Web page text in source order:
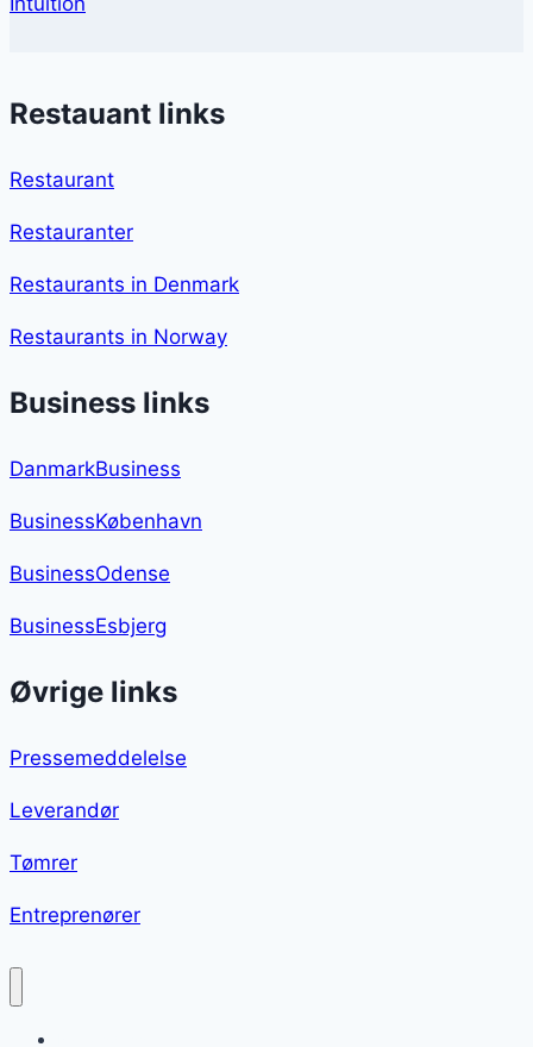
Restauant links
Restaurant
Restauranter
Restaurants in Denmark
Restaurants in Norway
Business links
DanmarkBusiness
BusinessKøbenhavn
BusinessOdense
BusinessEsbjerg
Øvrige links
Pressemeddelelse
Leverandør
Tømrer
Entreprenører